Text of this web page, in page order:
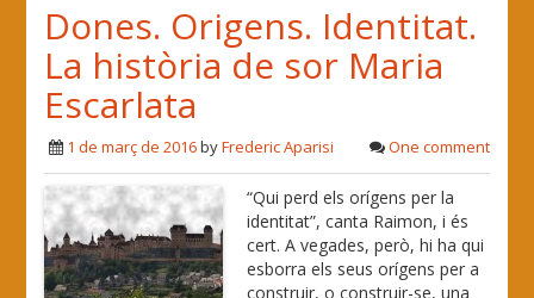
Dones. Origens. Identitat.
La història de sor Maria
Escarlata
1 de març de 2016byFrederic Aparisi One comment
“Qui perd els orígens per la
identitat”, canta Raimon, i és
cert. A vegades, però, hi ha qui
esborra els seus orígens per a
construir, o construir-se, una